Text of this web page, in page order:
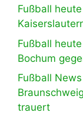
Fußball
Fußball
Bochum
Fußball
trauert